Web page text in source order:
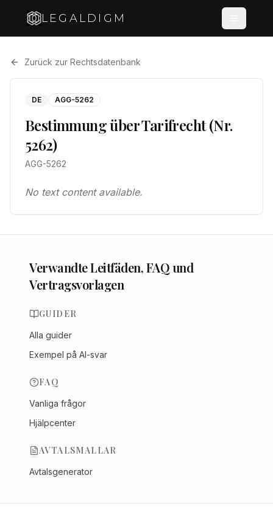
LEGALDIGM
Zurück zur Rechtsdatenbank
DE AGG-5262
Bestimmung über Tarifrecht (Nr.
5262)
AGG-5262
No text content available.
Verwandte Leitfäden, FAQ und
Vertragsvorlagen
GUIDER
Alla guider
Exempel på AI-svar
FAQ
Vanliga frågor
Hjälpcenter
AVTALSMALLAR
Avtalsgenerator